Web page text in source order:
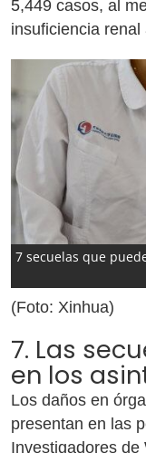
5,449 casos, al
insuficiencia renal
7 secuelas que
(Foto: Xinhua)
7. Las
en los
Los daños en
presentan en las
Investigadores de